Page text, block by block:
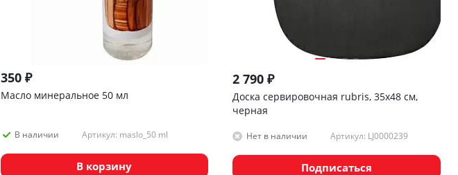
350₽
Масло минеральное 50 мл
В наличии Артикул: maslo_50 ml
В корзину
2 790 ₽
Доска сервировочная rubris, 35х48 см,
черная
Нет в наличии Артикул: LJ0000239
Подписаться